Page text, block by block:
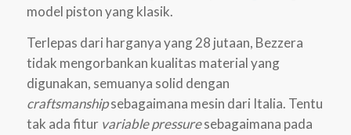
model piston yang klasik.
Terlepas dari harganya yang 28 jutaan, Bezzera
tidak mengorbankan kualitas material yang
digunakan, semuanya solid dengan
craftsmanshipsebagaimana mesin dari Italia. Tentu
tak ada fiturvariable pressuresebagaimana pada